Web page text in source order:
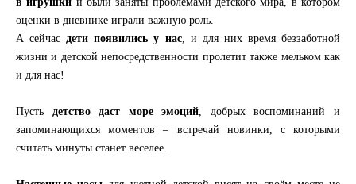
оценки в дневнике играли важную роль.
А сейчас дети появились у нас, и для них время беззаботной
жизни и детской непосредственности пролетит также мельком как
и для нас!
Пусть детство даст море эмоций , добрых воспоминаний и
запоминающихся моментов – встречай новинки, с которыми
считать минуты станет веселее.